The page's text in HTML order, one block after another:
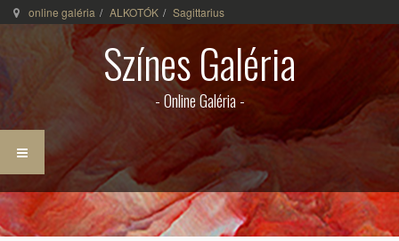
online galéria ALKOTÓK Sagittarius
Színes Galéria
- Online Galéria -